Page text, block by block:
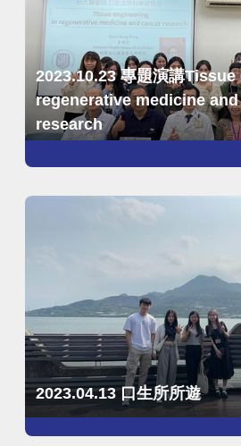
2023.10.23 專題演講
regenerative medicine
research
2023.04.13 口生所所遊